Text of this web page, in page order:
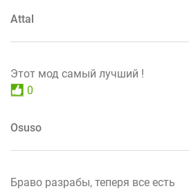
Attal
Этот мод самый лучший !
0
Osuso
Браво разрабы, теперя все есть